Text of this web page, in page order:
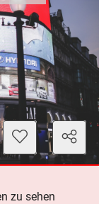
zu sehen